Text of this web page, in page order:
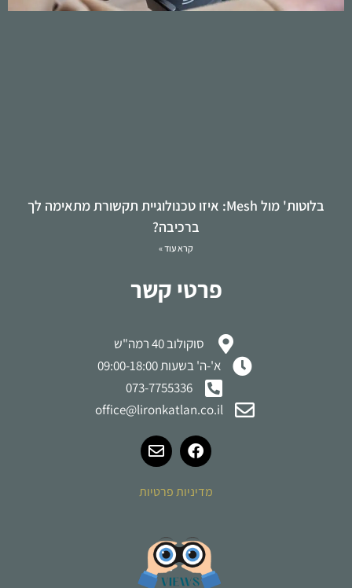
בלוטות' מול Mesh: איזו טכנולוגיית תקשורת מתאימה לך
ברכיבה?
קרא עוד »
פרטי קשר
סוקולוב 40 רמה"ש
א'-ה' בשעות 09:00-18:00
073-7755336
office@lironkatlan.co.il
מדיניות פרטיות